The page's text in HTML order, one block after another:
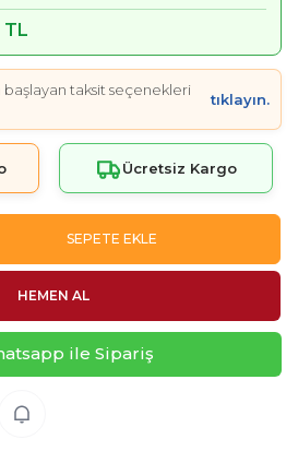
TL
başlayan taksit seçenekleri
tıklayın.
Ücretsiz Kargo
SEPETE EKLE
HEMEN AL
ile Sipariş